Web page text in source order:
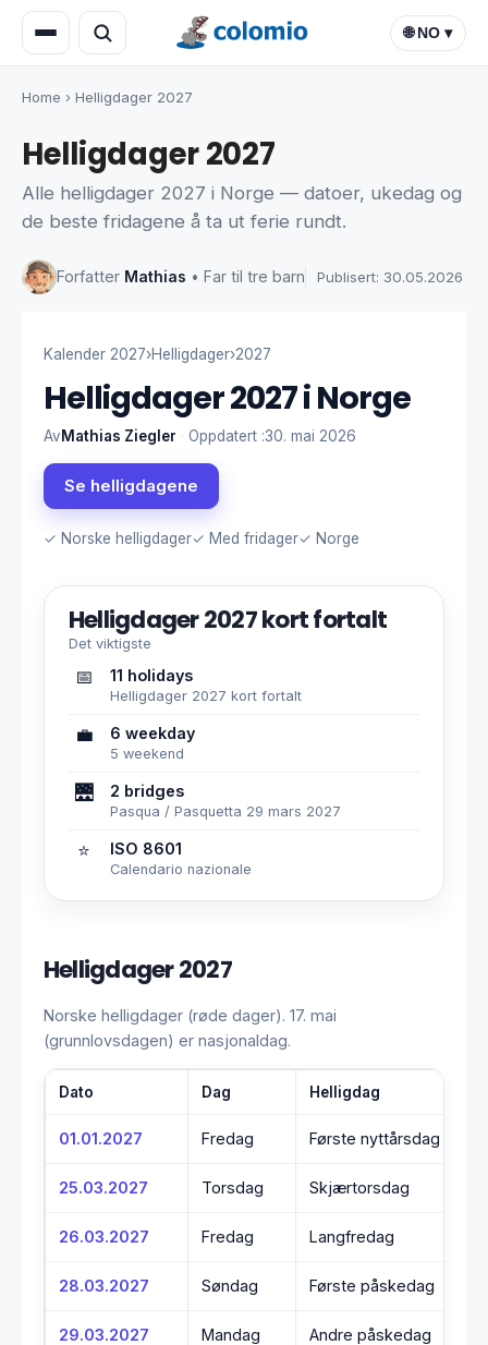
🌐 NO ▾
Home › Helligdager 2027
Helligdager 2027
Alle helligdager 2027 i Norge — datoer, ukedag og
de beste fridagene å ta ut ferie rundt.
Forfatter Mathias • Far til tre barn Publisert: 30.05.2026
Kalender 2027›Helligdager›2027
Helligdager 2027 i Norge
AvMathias Ziegler · Oppdatert :30. mai 2026
Se helligdagene
✓ Norske helligdager✓ Med fridager✓ Norge
Helligdager 2027 kort fortalt
Det viktigste
📅 11 holidays
Helligdager 2027 kort fortalt
💼 6 weekday
5 weekend
🌉 2 bridges
Pasqua / Pasquetta 29 mars 2027
⭐ ISO 8601
Calendario nazionale
Helligdager 2027
Norske helligdager (røde dager). 17. mai
(grunnlovsdagen) er nasjonaldag.
Dato Dag Helligdag
01.01.2027 Fredag Første nyttårsdag
25.03.2027 Torsdag Skjærtorsdag
26.03.2027 Fredag Langfredag
28.03.2027 Søndag Første påskedag
29.03.2027 Mandag Andre påskedag